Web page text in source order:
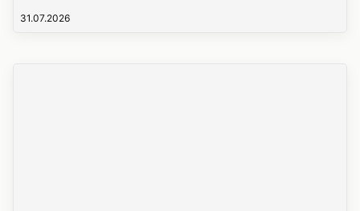
31.07.2026